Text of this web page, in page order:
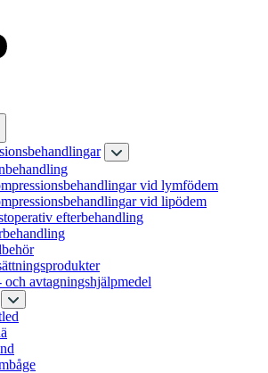
vid lymfödem
vid lipödem
efterbehandling
och avtagningshjälpmedel